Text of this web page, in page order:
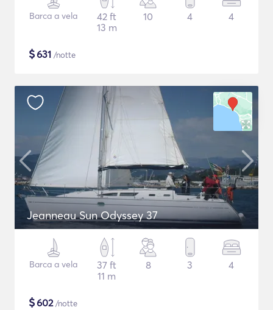
Barca a vela
42 ft
13 m
10 4 4
$631 /notte
Jeanneau Sun Odyssey 37
Barca a vela
37 ft
11 m
8 3 4
$602/notte